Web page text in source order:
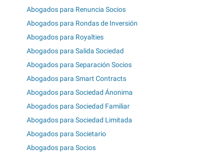
Abogados para Renuncia Socios
Abogados para Rondas de Inversión
Abogados para Royalties
Abogados para Salida Sociedad
Abogados para Separación Socios
Abogados para Smart Contracts
Abogados para Sociedad Ánonima
Abogados para Sociedad Familiar
Abogados para Sociedad Limitada
Abogados para Societario
Abogados para Socios